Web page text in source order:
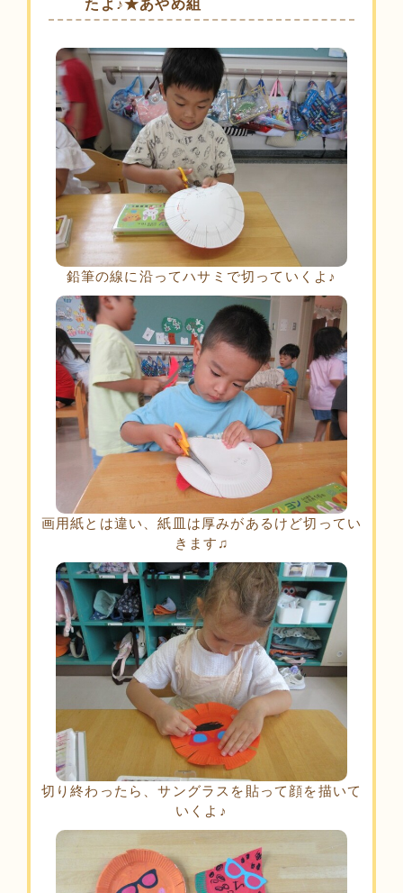
たよ♪★あやめ組
鉛筆の線に沿ってハサミで切っていくよ♪
画用紙とは違い、紙皿は厚みがあるけど切ってい
きます♫
切り終わったら、サングラスを貼って顔を描いて
いくよ♪